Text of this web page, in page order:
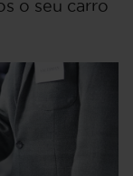
o seu carro